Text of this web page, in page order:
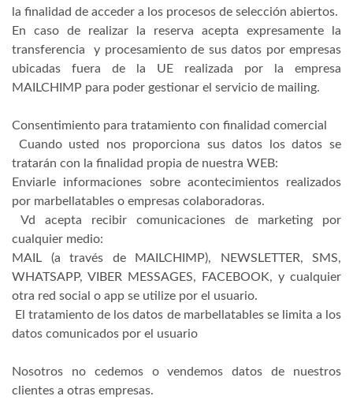
la finalidad de acceder a los procesos de selección abiertos.
En caso de realizar la reserva acepta expresamente la
transferencia y procesamiento de sus datos por empresas
ubicadas fuera de la UE realizada por la empresa
MAILCHIMP para poder gestionar el servicio de mailing.
Consentimiento para tratamiento con finalidad comercial
Cuando usted nos proporciona sus datos los datos se
tratarán con la finalidad propia de nuestra WEB:
Enviarle informaciones sobre acontecimientos realizados
por marbellatables o empresas colaboradoras.
Vd acepta recibir comunicaciones de marketing por
cualquier medio:
MAIL (a través de MAILCHIMP), NEWSLETTER, SMS,
WHATSAPP, VIBER MESSAGES, FACEBOOK, y cualquier
otra red social o app se utilize por el usuario.
El tratamiento de los datos de marbellatables se limita a los
datos comunicados por el usuario
Nosotros no cedemos o vendemos datos de nuestros
clientes a otras empresas.